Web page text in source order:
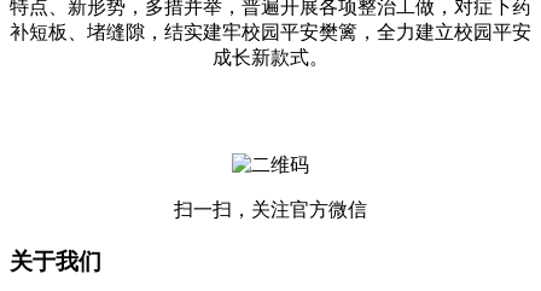
特点、新形势，多措并举，普遍开展各项整治工做，对症下药
补短板、堵缝隙，结实建牢校园平安樊篱，全力建立校园平安
成长新款式。
扫一扫，关注官方微信
关于我们